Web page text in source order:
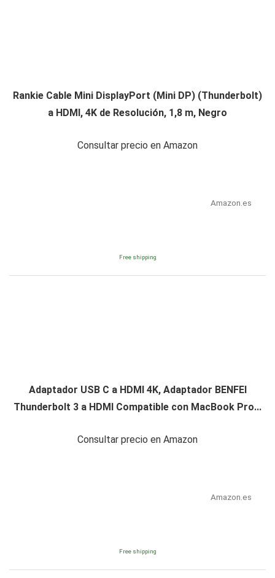
Rankie Cable Mini DisplayPort (Mini DP) (Thunderbolt)
a HDMI, 4K de Resolución, 1,8 m, Negro
Consultar precio en Amazon
Amazon.es
Free shipping
Adaptador USB C a HDMI 4K, Adaptador BENFEI
Thunderbolt 3 a HDMI Compatible con MacBook Pro...
Consultar precio en Amazon
Amazon.es
Free shipping